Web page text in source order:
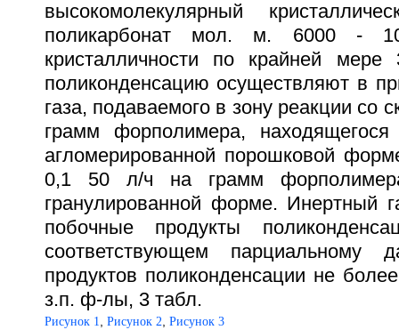
высокомолекулярный
поликарбонат мол. м. 6000 -
кристалличности по крайней
поликонденсацию осуществляют в
газа, подаваемого в зону реакции со
грамм форполимера,
агломерированной порошковой
0,1 50 л/ч на грамм
гранулированной форме. Инертный
побочные продукты
соответствующем парциальному
продуктов поликонденсации не
з.п. ф-лы, 3 табл.
Рисунок 1 Рисунок 2 Рисунок 3